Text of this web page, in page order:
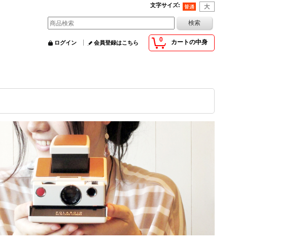
文字サイズ:
0 カートの中身
ログイン 会員登録はこちら